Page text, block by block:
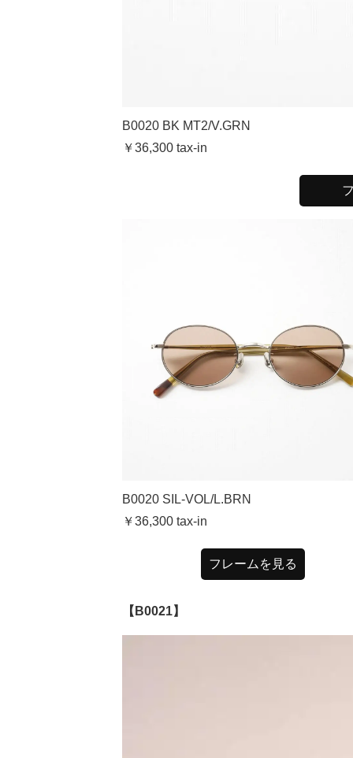
B0020 BK MT2/V.GRN
￥36,300 tax-in
B0020 SIL-VOL/L.BRN
￥36,300 tax-in
フレームを見る
【B0021】